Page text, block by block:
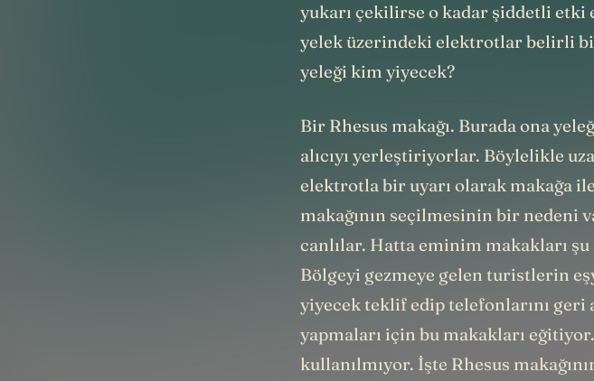
yukarı çekilirse o kadar şiddetli etki
yelek üzerindeki elektrotlar belirli
yeleği kim yiyecek?
Bir Rhesus makağı. Burada ona
alıcıyı yerleştiriyorlar. Böylelikle
elektrotla bir uyarı olarak makağa
makağının seçilmesinin bir nedeni
canlılar. Hatta eminim makakları şu
Bölgeyi gezmeye gelen turistlerin
yiyecek teklif edip telefonlarını
yapmaları için bu makakları
kullanılmıyor. İşte Rhesus